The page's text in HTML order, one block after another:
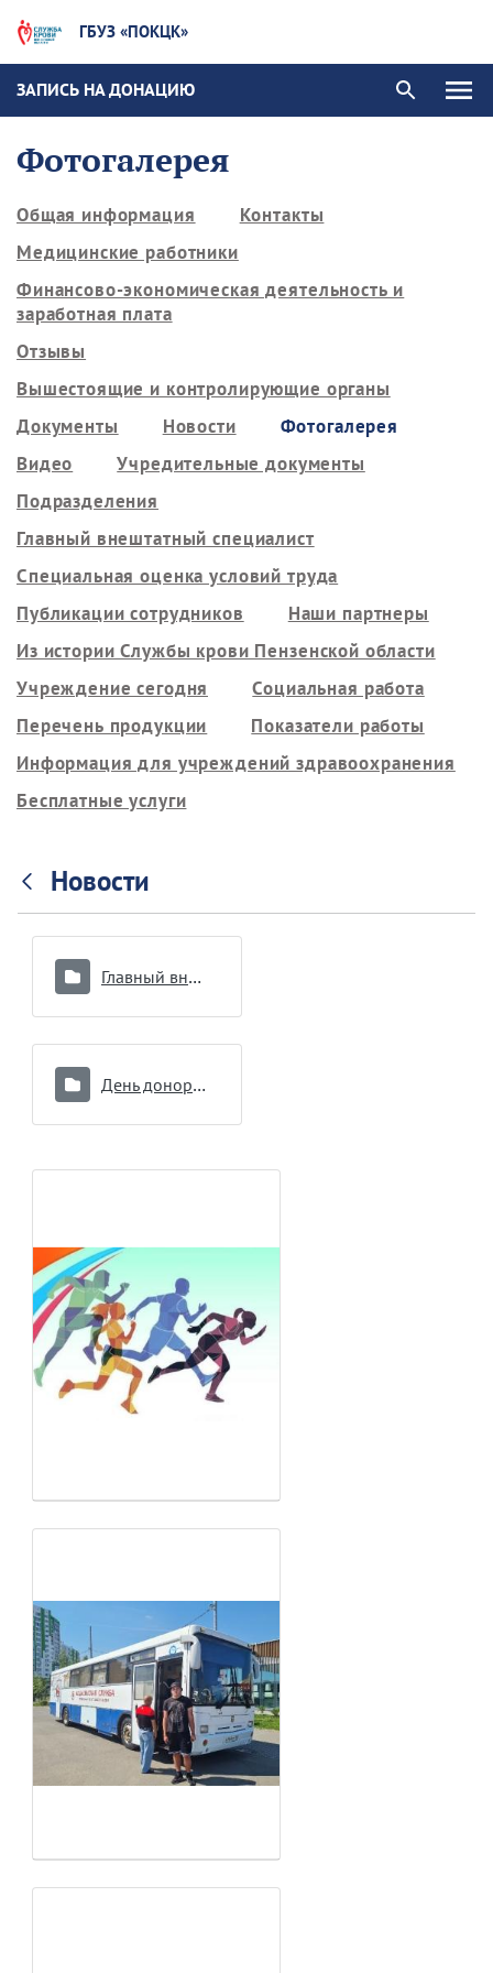
ГБУЗ «ПОКЦК»
ЗАПИСЬ НА ДОНАЦИЮ
Фотогалерея
Общая информация
Контакты
Медицинские работники
Финансово-экономическая деятельность и
заработная плата
Отзывы
Вышестоящие и контролирующие органы
Документы
Новости
Фотогалерея
Видео
Учредительные документы
Подразделения
Главный внештатный специалист
Специальная оценка условий труда
Публикации сотрудников
Наши партнеры
Из истории Службы крови Пензенской области
Учреждение сегодня
Социальная работа
Перечень продукции
Показатели работы
Информация для учреждений здравоохранения
Бесплатные услуги
Новости
Главный внештатный специалист
День донора 16.09.2024